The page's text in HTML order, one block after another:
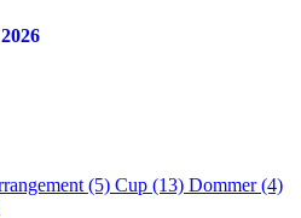
(5) Cup (13) Dommer (4)